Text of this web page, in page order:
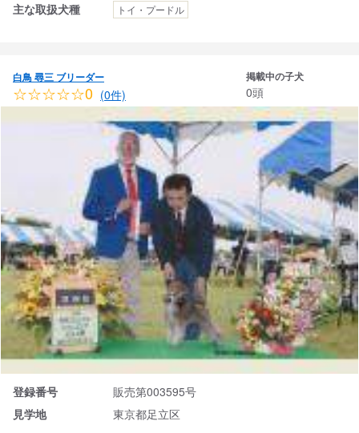
主な取扱犬種 トイ・プードル
白鳥 尋三 ブリーダー
☆☆☆☆☆0 (0件)
掲載中の子犬
0頭
登録番号
販売第003595号
見学地
東京都足立区